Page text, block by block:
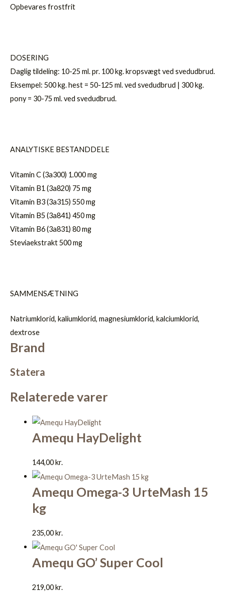
Opbevares frostfrit
DOSERING
Daglig tildeling: 10-25 ml. pr. 100 kg. kropsvægt ved svedudbrud.
Eksempel: 500 kg. hest = 50-125 ml. ved svedudbrud | 300 kg.
pony = 30-75 ml. ved svedudbrud.
ANALYTISKE BESTANDDELE
Vitamin C (3a300) 1.000 mg
Vitamin B1 (3a820) 75 mg
Vitamin B3 (3a315) 550 mg
Vitamin B5 (3a841) 450 mg
Vitamin B6 (3a831) 80 mg
Steviaekstrakt 500 mg
SAMMENSÆTNING
Natriumklorid, kaliumklorid, magnesiumklorid, kalciumklorid,
dextrose
Brand
Statera
Relaterede varer
Amequ HayDelight
144,00kr.
Amequ Omega-3 UrteMash 15
kg
235,00kr.
Amequ GO’ Super Cool
219,00kr.